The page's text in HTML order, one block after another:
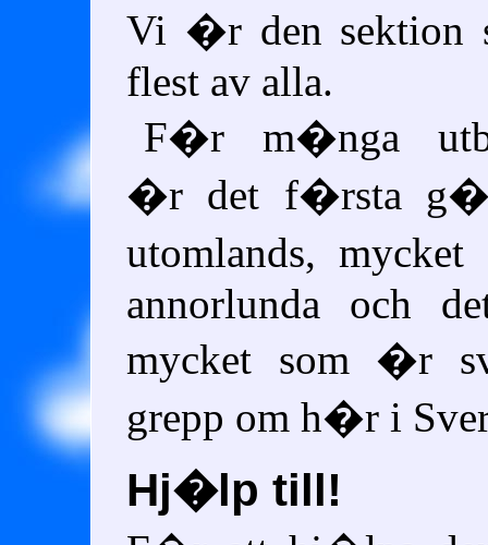
Vi �r den sektion
flest av alla.
F�r m�nga
�r det f�rsta
utomlands,
annorlunda och
mycket som �r
grepp om h�r i
Hj�lp till!